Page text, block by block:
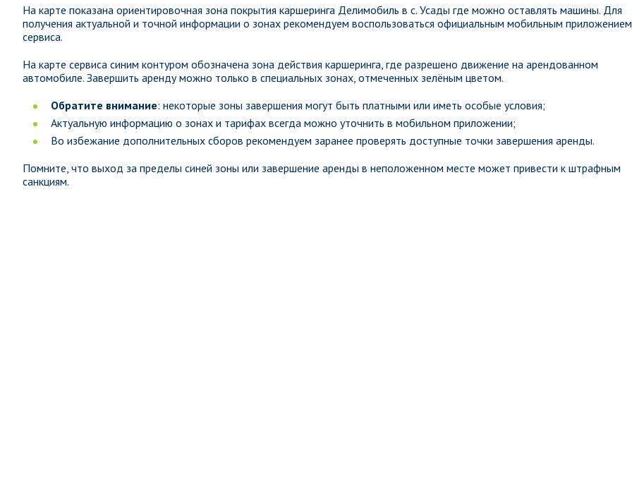
На карте показана ориентировочная зона покрытия каршеринга Делимобиль в с. Усады где можно оставлять машины. Для
получения актуальной и точной информации о зонах рекомендуем воспользоваться официальным мобильным приложением
сервиса.
На карте сервиса синим контуром обозначена зона действия каршеринга, где разрешено движение на арендованном
автомобиле. Завершить аренду можно только в специальных зонах, отмеченных зелёным цветом.
Обратите внимание: некоторые зоны завершения могут быть платными или иметь особые условия;
Актуальную информацию о зонах и тарифах всегда можно уточнить в мобильном приложении;
Во избежание дополнительных сборов рекомендуем заранее проверять доступные точки завершения аренды.
Помните, что выход за пределы синей зоны или завершение аренды в неположенном месте может привести к штрафным
санкциям.